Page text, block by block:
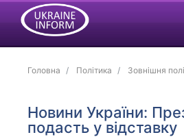
Головна Політика Зовнішня
Новини України:
подасть у відставку